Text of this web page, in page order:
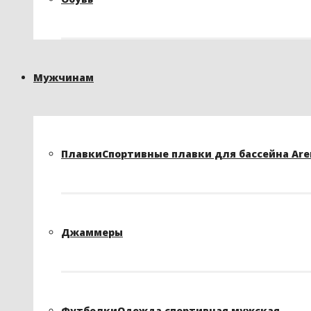
Мужчинам
ПлавкиСпортивные плавки для бассейна
Джаммеры